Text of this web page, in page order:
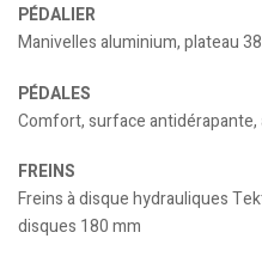
PÉDALIER
Manivelles aluminium, plateau
PÉDALES
Comfort, surface antidérapante,
FREINS
Freins à disque hydrauliques
disques 180 mm